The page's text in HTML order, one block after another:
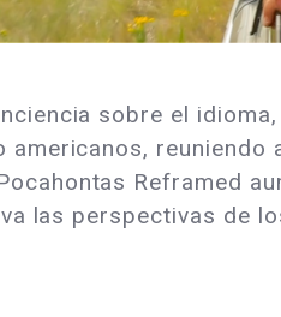
sobre el
reuniendo
Reframed
las perspectivas de